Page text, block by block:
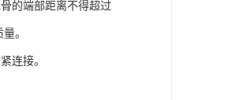
的端部距离不得超过
。
连接。